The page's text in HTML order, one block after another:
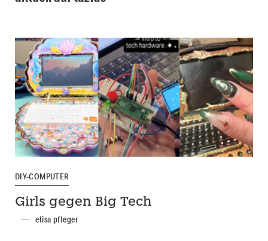
DIY-COMPUTER
Girls gegen Big Tech
elisa pfleger